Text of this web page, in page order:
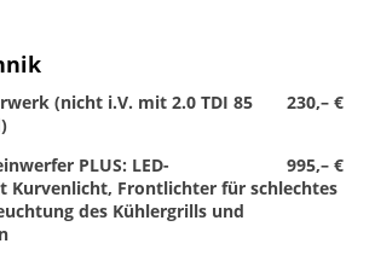
230,– €
(nicht i.V. mit 2.0 TDI 85
995,– €
PLUS: LED-
Kurvenlicht, Frontlichter für schlechtes
des Kühlergrills und